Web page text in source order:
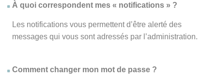
À quoi correspondent mes « notifications » ?
Les notifications vous permettent d’être alerté des
messages qui vous sont adressés par l’administration.
Comment changer mon mot de passe ?